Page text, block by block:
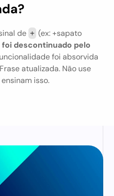
de + (ex: +sapato
descontinuado pelo
foi absorvida
atualizada. Não use
isso.